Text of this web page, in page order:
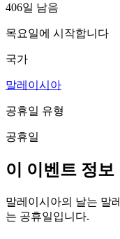
406일 남음
목요일에 시작합니다
국가
말레이시아
공휴일 유형
공휴일
이 이벤트 정보
말레이시아의 날는 말
는 공휴일입니다.